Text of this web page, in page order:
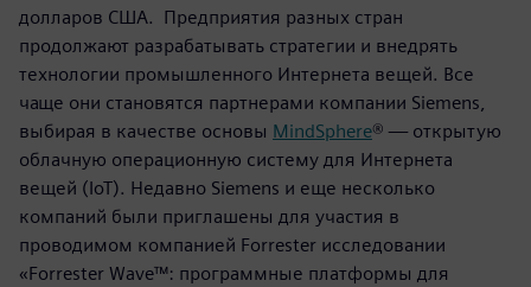
долларов США. Предприятия разных стран
продолжают разрабатывать стратегии и внедрять
технологии промышленного Интернета вещей. Все
чаще они становятся партнерами компании Siemens,
выбирая в качестве основы MindSphere® — открытую
облачную операционную систему для Интернета
вещей (IoT). Недавно Siemens и еще несколько
компаний были приглашены для участия в
проводимом компанией Forrester исследовании
«Forrester Wave™: программные платформы для